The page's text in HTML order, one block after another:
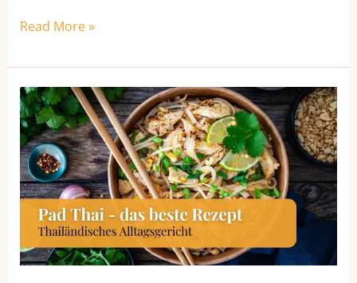
Read More »
Pad
Thai
–
das
beste
Rezept
das